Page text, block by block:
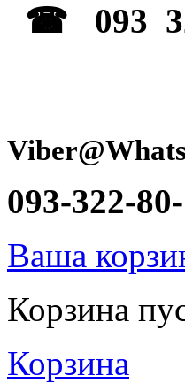
☎ 093
093-322-
Ваша
Корзина
Корзина